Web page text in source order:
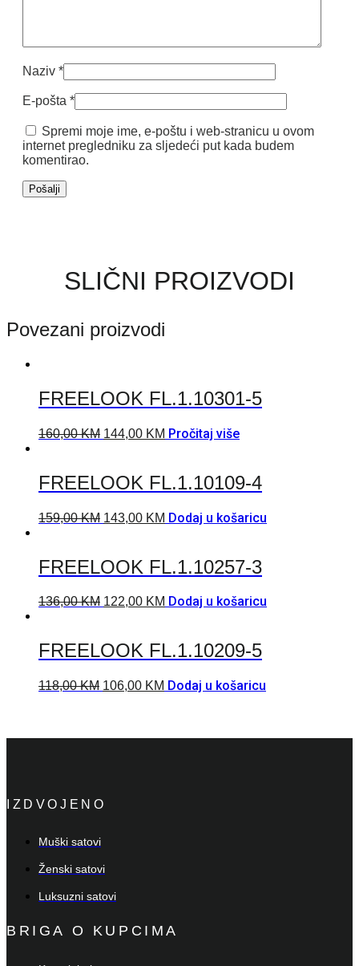
Naziv *
E-pošta *
Spremi moje ime, e-poštu i web-stranicu u ovom
internet pregledniku za sljedeći put kada budem
komentirao.
SLIČNI PROIZVODI
Povezani proizvodi
FREELOOK FL.1.10301-5
160,00KM 144,00 KM Pročitaj više
FREELOOK FL.1.10109-4
159,00KM 143,00 KM Dodaj u košaricu
FREELOOK FL.1.10257-3
136,00KM 122,00 KM Dodaj u košaricu
FREELOOK FL.1.10209-5
118,00KM 106,00 KM Dodaj u košaricu
IZDVOJENO
Muški satovi
Ženski satovi
Luksuzni satovi
BRIGA O KUPCIMA